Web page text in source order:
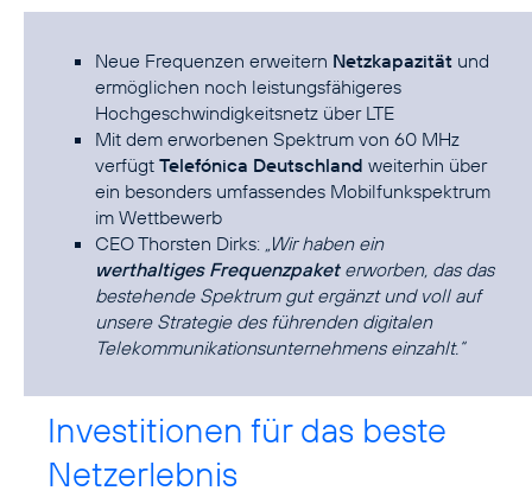
Neue Frequenzen erweitern Netzkapazität und
ermöglichen noch leistungsfähigeres
Hochgeschwindigkeitsnetz über LTE
Mit dem erworbenen Spektrum von 60 MHz
verfügt Telefónica Deutschland weiterhin über
ein besonders umfassendes Mobilfunkspektrum
im Wettbewerb
CEO Thorsten Dirks: „Wir haben ein
werthaltiges Frequenzpaketerworben, das das
bestehende Spektrum gut ergänzt und voll auf
unsere Strategie des führenden digitalen
Telekommunikationsunternehmens einzahlt.“
Investitionen für das beste
Netzerlebnis